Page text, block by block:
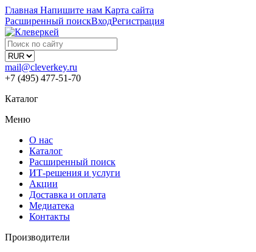
Главная Напишите нам Карта сайта
Расширенный поискВходРегистрация
mail@cleverkey.ru
+7 (495) 477-51-70
Каталог
Меню
О нас
Каталог
Расширенный поиск
ИТ-решения и услуги
Акции
Доставка и оплата
Медиатека
Контакты
Производители